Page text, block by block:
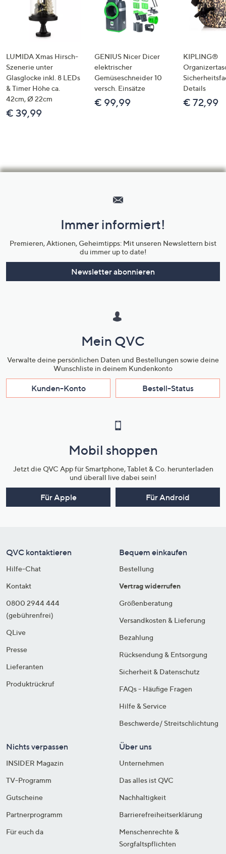
LUMIDA Xmas Hirsch-
Szenerie unter
Glasglocke inkl. 8 LEDs
& Timer Höhe ca.
42cm, Ø 22cm
€ 39,99
GENIUS Nicer Dicer
elektrischer
Gemüseschneider 10
versch. Einsätze
€ 99,99
KIPLING®
Details
€ 72,99
Unternehmensinformationen
Immer informiert!
Premieren, Aktionen, Geheimtipps: Mit unseren Newslettern bist
du immer up to date!
Newsletter abonnieren
Mein QVC
Verwalte deine persönlichen Daten und Bestellungen sowie deine
Wunschliste in deinem Kundenkonto
Kunden-Konto Bestell-Status
Mobil shoppen
Jetzt die QVC App für Smartphone, Tablet & Co. herunterladen
und überall live dabei sein!
Für Apple Für Android
QVC kontaktieren
Hilfe-Chat
Kontakt
0800 2944 444
(gebührenfrei)
QLive
Presse
Lieferanten
Produktrückruf
Bequem einkaufen
Bestellung
Vertrag widerrufen
Größenberatung
Versandkosten & Lieferung
Bezahlung
Rücksendung & Entsorgung
Sicherheit & Datenschutz
FAQs - Häufige Fragen
Hilfe & Service
Beschwerde/ Streitschlichtung
Nichts verpassen
INSIDER Magazin
TV-Programm
Gutscheine
Partnerprogramm
Für euch da
Über uns
Unternehmen
Das alles ist QVC
Nachhaltigkeit
Barrierefreiheitserklärung
Menschenrechte &
Sorgfaltspflichten